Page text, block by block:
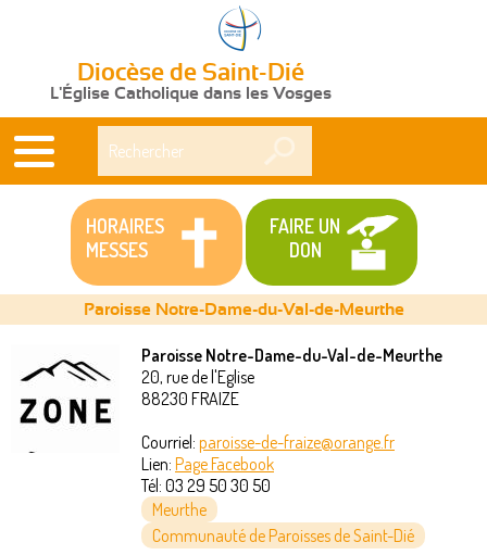
Diocèse de Saint-Dié
L'Église Catholique dans les Vosges
HORAIRES
MESSES
FAIRE UN
DON
Vous
êtes
Paroisse Notre-Dame-du-Val-de-Meurthe
Paroisse Notre-Dame-du-Val-de-Meurthe
20, rue de l'Eglise
88230 FRAIZE
Courriel: paroisse-de-fraize@orange.fr
Lien: Page Facebook
Tél: 03 29 50 30 50
Meurthe
Communauté de Paroisses de Saint-Dié